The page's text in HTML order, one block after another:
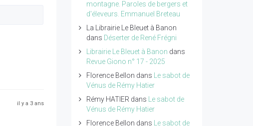
il y a 3 ans
montagne. Paroles de bergers et
d'éleveurs. Emmanuel Breteau
La Librairie Le Bleuet à Banon
dans Déserter de René Frégni
Librairie Le Bleuet à Banon dans
Revue Giono n° 17 - 2025
Florence Bellon dans
Le sabot de
Vénus de Rémy Hatier
Rémy HATIER dans
Le sabot de
Vénus de Rémy Hatier
Florence Bellon dans
Le sabot de